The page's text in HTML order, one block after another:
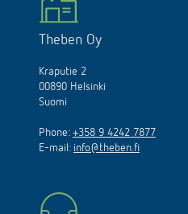
Theben Oy
Kraputie 2
00890 Helsinki
Suomi
Phone: +358 9 4242 7877
E-mail: info@theben.fi